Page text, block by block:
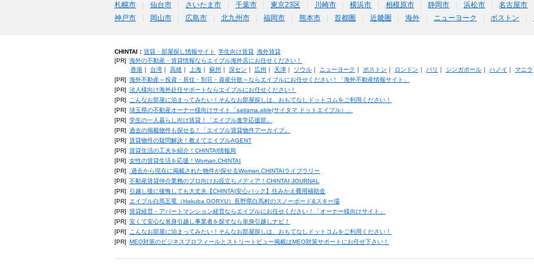
札幌市 仙台市 さいたま市 千葉市 東京23区 川崎市 横浜市 相模原市 静岡市 浜松市 名古屋市
神戸市
岡山市 広島市 北九州市 福岡市 熊本市 首都圏 近畿圏 海外 ニューヨーク ボストン
CHINTAI： 賃貸・部屋探し情報サイト 学生向け賃貸 海外賃貸
[PR] 海外の不動産・賃貸情報ならエイブル海外店にお任せください！
香港｜ 台湾｜ 高雄｜ 上海｜ 蘇州 深セン 広州 天津｜ ソウル｜ ニューヨーク ボストン ロンドン パリ シンガポール｜ ハノイ マニラ
[PR] 海外不動産～投資・居住・別荘・資産分散～ならエイブルにお任せください！「海外不動産情報サイト」
[PR] 法人様向け海外赴任サポートならエイブルにお任せください！
[PR]
こんなお部屋に泊まってみたい！そんなお部屋探しは、おもてなしドットコムをご利用ください！
[PR] 埼玉県の不動産オーナー様向けサイト「saitama.able(サイタマ ドットエイブル）」
[PR] 学生の一人暮らし向け賃貸！「エイブル進学応援部」
[PR] 過去の掲載物件も探せる！「エイブル賃貸物件アーカイブ」
[PR] 賃貸物件の疑問解決！教えてエイブルAGENT
[PR] 賃貸生活の工夫を紹介！CHINTAI情報局
[PR] 女性の賃貸生活を応援！Woman.CHINTAI
[PR]
過去から現在に掲載された物件が探せるWoman.CHINTAIライブラリー
[PR] 不動産賃貸仲介業務のプロ向けお役立ちメディア！CHINTAI JOURNAL
[PR]
引越し後に後悔しても大丈夫【CHINTAI安心パック】住みかえ費用補助金
[PR] エイブル白馬五竜（Hakuba GORYU）長野県白馬村のスノーボード&スキー場
[PR] 賃貸経営・アパートマンション経営ならエイブルにお任せください！「オーナー様向けサイト」
[PR] 安くて安心な単身引越し事業者を探すなら単身引越しナビ！
[PR]
こんなお部屋に泊まってみたい！そんなお部屋探しは、おもてなしドットコムをご利用ください！
[PR] MEO対策のビジネスプロフィールとストリートビュー掲載はMEO対策サポートにお任せ下さい！